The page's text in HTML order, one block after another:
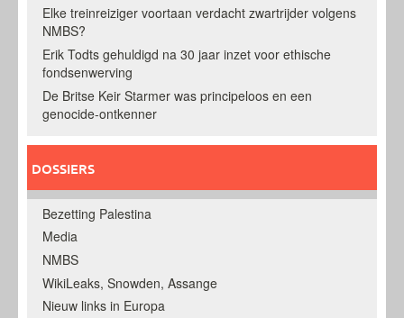
Elke treinreiziger voortaan verdacht zwartrijder volgens
NMBS?
Erik Todts gehuldigd na 30 jaar inzet voor ethische
fondsenwerving
De Britse Keir Starmer was principeloos en een
genocide-ontkenner
DOSSIERS
Bezetting Palestina
Media
NMBS
WikiLeaks, Snowden, Assange
Nieuw links in Europa